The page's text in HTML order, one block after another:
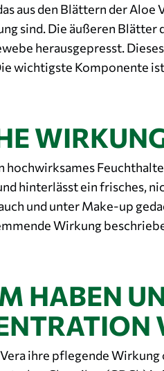
aus den Blättern der
sind. Die äußeren Blätter
herausgepresst.
wichtigste Komponente
hochwirksames
hinterlässt ein frisches,
und unter Make-up
Wirkung
HABEN
ihre pflegende